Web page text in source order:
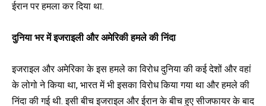
ईरान पर हमला कर दिया था.
दुनिया भर में इजराइली और अमेरिकी हमले की निंदा
इजराइल और अमेरिका के इस हमले का विरोध दुनिया की कई देशों और वहां
के लोगो ने किया था, भारत में भी इसका विरोध किया गया था और हमले की
निंदा की गई थी. इसी बीच इजराइल और ईरान के बीच हुए सीजफायर के बाद